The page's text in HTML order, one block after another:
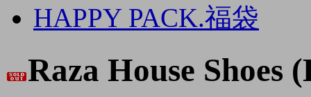
HAPPY PACK.福袋
Raza House Shoes